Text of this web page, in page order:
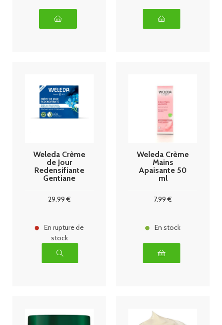
Weleda Crème
de Jour
Redensifiante
Gentiane
ml
29.99€
En rupture de
stock
Weleda Crème
Mains
Apaisante 50
ml
7.99 €
En stock